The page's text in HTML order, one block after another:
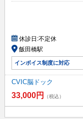
休診日:不定休
飯田橋駅
インボイス制度に対応
CVIC脳ドック
33,000円 （税込）